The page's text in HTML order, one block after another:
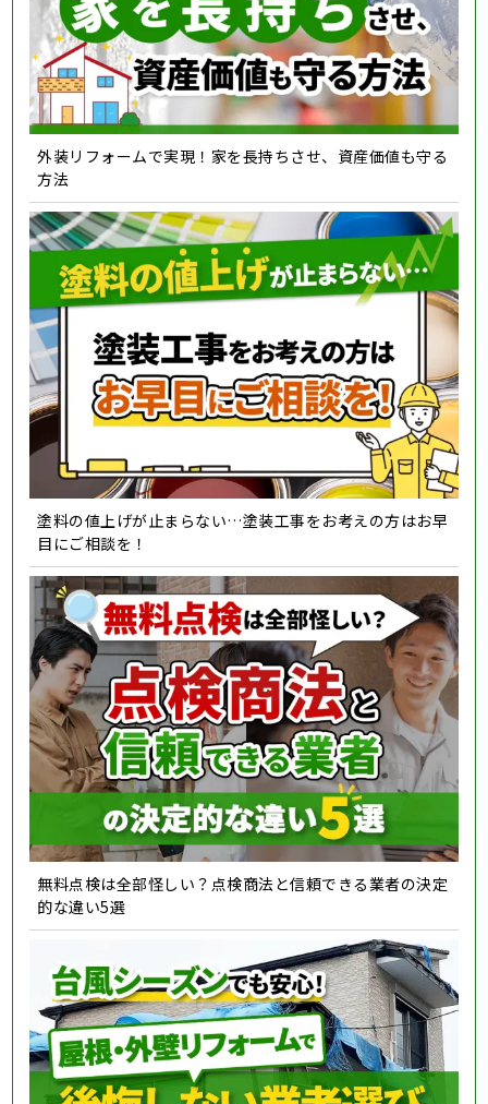
外装リフォームで実現！家を長持ちさせ、資産価値も守る
方法
塗料の値上げが止まらない…塗装工事をお考えの方はお早
目にご相談を！
無料点検は全部怪しい？点検商法と信頼できる業者の決定
的な違い5選